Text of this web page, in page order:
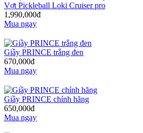
Vợt Pickleball Loki Cruiser pro
1,990,000đ
Mua ngay
Giầy PRINCE trắng đen
670,000đ
Mua ngay
Giầy PRINCE chính hãng
650,000đ
Mua ngay